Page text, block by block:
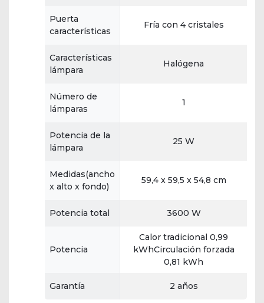
Puerta
características
Fría con 4 cristales
Características
lámpara
Halógena
Número de
lámparas
1
Potencia de la
lámpara
25 W
Medidas(ancho
x alto x fondo)
59,4 x 59,5 x 54,8 cm
Potencia total 3600 W
Potencia
Calor tradicional 0,99
kWhCirculación forzada
0,81 kWh
Garantía 2 años